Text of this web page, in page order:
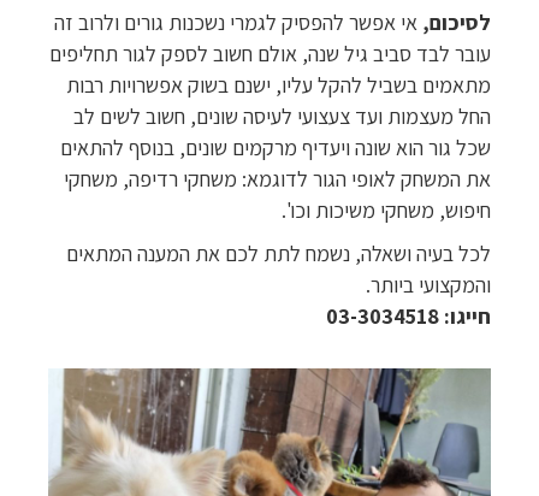
לסיכום, אי אפשר להפסיק לגמרי נשכנות גורים ולרוב זה
עובר לבד סביב גיל שנה, אולם חשוב לספק לגור תחליפים
מתאמים בשביל להקל עליו, ישנם בשוק אפשרויות רבות
החל מעצמות ועד צעצועי לעיסה שונים, חשוב לשים לב
שכל גור הוא שונה ויעדיף מרקמים שונים, בנוסף להתאים
את המשחק לאופי הגור לדוגמא: משחקי רדיפה, משחקי
חיפוש, משחקי משיכות וכו'.
לכל בעיה ושאלה, נשמח לתת לכם את המענה המתאים
והמקצועי ביותר.
חייגו: 03-3034518